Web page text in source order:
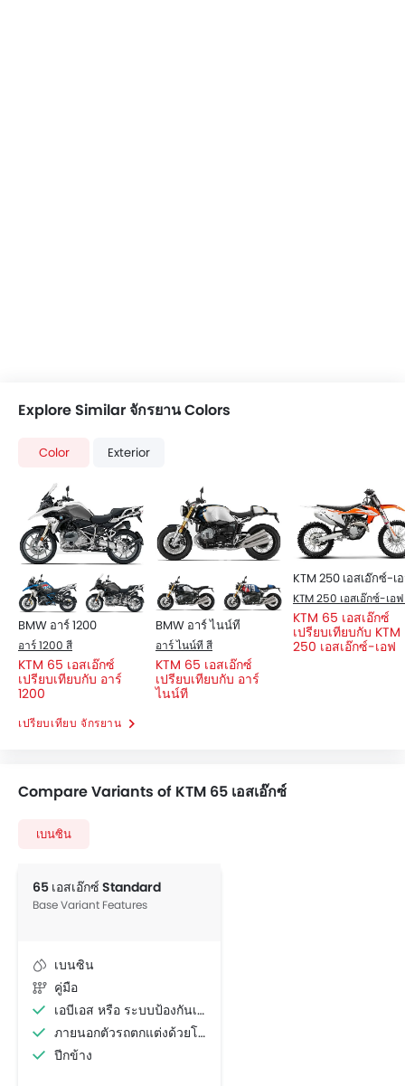
Explore Similar จักรยาน Colors
Color Exterior
BMW อาร์ 1200
อาร์ 1200 สี
KTM 65 เอสเอ๊กซ์
เปรียบเทียบกับ อาร์
1200
BMW อาร์ ไนน์ที
อาร์ ไนน์ที สี
KTM 65 เอสเอ๊กซ์
เปรียบเทียบกับ อาร์
ไนน์ที
KTM 250 เอสเอ๊กซ์-เ
KTM 250 เอสเอ๊กซ์-เอ
KTM 65 เอสเอ๊กซ์
เปรียบเทียบกับ KTM
250 เอสเอ๊กซ์-เอฟ
เปรียบเทียบ จักรยาน
Compare Variants of KTM 65 เอสเอ๊กซ์
เบนซิน
65 เอสเอ๊กซ์ Standard
Base Variant Features
เบนซิน
คู่มือ
เอบีเอส หรือ ระบบป้องกันเบรคจนล้อล๊อคตาย
ภายนอกตัวรถตกแต่งด้วยโครเมียม
ปีกข้าง